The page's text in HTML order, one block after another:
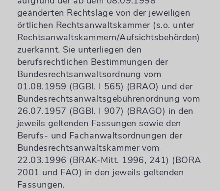
geänderten Rechtslage von der jeweiligen
örtlichen Rechtsanwaltskammer (s.o. unter
Rechtsanwaltskammern/Aufsichtsbehörden)
zuerkannt. Sie unterliegen den
berufsrechtlichen Bestimmungen der
Bundesrechtsanwaltsordnung vom
01.08.1959 (BGBl. I 565) (BRAO) und der
Bundesrechtsanwaltsgebührenordnung vom
26.07.1957 (BGBl. I 907) (BRAGO) in den
jeweils geltenden Fassungen sowie den
Berufs- und Fachanwaltsordnungen der
Bundesrechtsanwaltskammer vom
22.03.1996 (BRAK-Mitt. 1996, 241) (BORA
2001 und FAO) in den jeweils geltenden
Fassungen.